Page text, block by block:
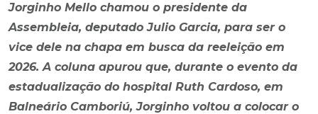
Jorginho Mello chamou o presidente da
Assembleia, deputado Julio Garcia, para ser o
vice dele na chapa em busca da reeleição em
2026. A coluna apurou que, durante o evento da
estadualização do hospital Ruth Cardoso, em
Balneário Camboriú, Jorginho voltou a colocar o